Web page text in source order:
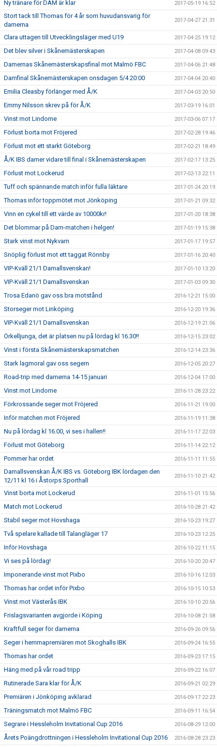
Ny tränare för DAM är klar 2017-05-19 16:52
Stort tack till Thomas för 4 år som huvudansvarig för
damerna
2017-04-27 21:31
Clara uttagen till Utvecklingsläger med U19 2017-04-25 19:12
Det blev silver i Skånemästerskapen 2017-04-08 09:43
Damernas Skånemästerskapsfinal mot Malmö FBC 2017-04-06 21:48
Damfinal Skånemästerskapen onsdagen 5/4 20:00 2017-04-04 20:40
Emilia Cleasby förlänger med Å/K 2017-04-03 20:50
Emmy Nilsson skrev på för Å/K 2017-03-19 16:01
Vinst mot Lindome 2017-03-06 07:17
Förlust borta mot Fröjered 2017-02-28 19:46
Förlust mot ett starkt Göteborg 2017-02-21 18:49
Å/K IBS damer vidare till final i Skånemästerskapen 2017-02-17 13:25
Förlust mot Lockerud 2017-02-13 22:11
Tuff och spännande match inför fulla läktare 2017-01-24 20:19
Thomas inför toppmötet mot Jönköping 2017-01-21 09:32
Vinn en cykel till ett värde av 10000kr! 2017-01-20 18:38
Det blommar på Dam-matchen i helgen! 2017-01-19 15:38
Stark vinst mot Nykvarn 2017-01-17 19:57
Snöplig förlust mot ett taggat Rönnby 2017-01-16 20:40
VIP-Kväll 21/1 Damallsvenskan! 2017-01-10 13:20
VIP-Kväll 21/1 Damallsvenskan 2017-01-03 09:30
Trosa Edanö gav oss bra motstånd 2016-12-21 15:00
Storseger mot Linköping 2016-12-20 19:36
VIP-Kväll 21/1 Damallsvenskan 2016-12-19 21:06
Örkelljunga, det är platsen nu på lördag kl 16.30!! 2016-12-15 23:02
Vinst i första Skånemästerskapsmatchen 2016-12-14 23:36
Stark lagmoral gav oss segern 2016-12-05 20:27
Road-trip med damerna 14-15 januari 2016-12-04 17:00
Vinst mot Lindome 2016-11-28 23:22
Förkrossande seger mot Fröjered 2016-11-21 19:00
Inför matchen mot Fröjered 2016-11-19 11:38
Nu på lördag kl 16.00, vi ses i hallen!! 2016-11-17 22:03
Förlust mot Göteborg 2016-11-14 22:12
Pommer har ordet 2016-11-11 11:55
Damallsvenskan Å/K IBS vs. Göteborg IBK lördagen den
12/11 kl 16 i Åstorps Sporthall
2016-11-10 21:42
Vinst borta mot Lockerud 2016-11-01 15:56
Match mot Lockerud 2016-10-28 21:42
Stabil seger mot Hovshaga 2016-10-23 19:27
Två spelare kallade till Talangläger 17 2016-10-23 12:25
Inför Hovshaga 2016-10-22 11:15
Vi ses på lördag! 2016-10-20 20:47
Imponerande vinst mot Pixbo 2016-10-16 12:03
Thomas har ordet inför Pixbo 2016-10-15 10:53
Vinst mot Västerås IBK 2016-10-10 20:56
Frislagsvarianten avgjorde i Köping 2016-10-08 21:58
Kraftfull seger för damerna 2016-09-26 09:56
Seger i hemmapremiären mot Skoghalls IBK 2016-09-24 16:55
Thomas har ordet 2016-09-23 17:15
Häng med på vår road tripp 2016-09-22 16:07
Rutinerade Sara klar för Å/K 2016-09-21 02:29
Premiären i Jönköping avklarad 2016-09-17 22:23
Träningsmatch mot Malmö FBC 2016-09-11 16:54
Segrare i Hessleholm Invitational Cup 2016 2016-08-29 12:00
Årets Poängdrottningen i Hessleholm Invitational Cup 2016 2016-08-28 23:23